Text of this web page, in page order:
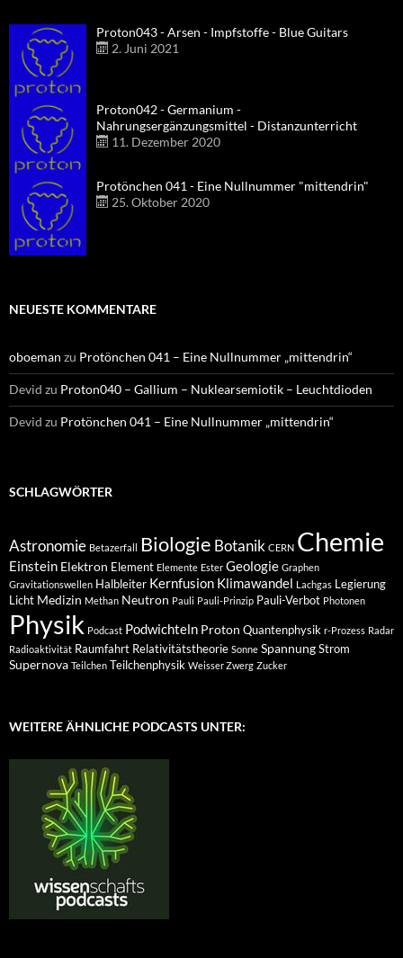
Proton043 - Arsen - Impfstoffe - Blue Guitars
2. Juni 2021
Proton042 - Germanium -
Nahrungsergänzungsmittel - Distanzunterricht
11. Dezember 2020
Protönchen 041 - Eine Nullnummer "mittendrin"
25. Oktober 2020
NEUESTE KOMMENTARE
oboeman zu Protönchen 041 – Eine Nullnummer „mittendrin“
Devid zu Proton040 – Gallium – Nuklearsemiotik – Leuchtdioden
Devid zu Protönchen 041 – Eine Nullnummer „mittendrin“
SCHLAGWÖRTER
Astronomie Betazerfall Biologie Botanik CERN Chemie
Einstein Elektron Element Elemente Ester Geologie Graphen
Gravitationswellen Halbleiter Kernfusion Klimawandel Lachgas Legierung
Licht Medizin Methan Neutron Pauli Pauli-Prinzip Pauli-Verbot Photonen
Physik Podcast Podwichteln Proton Quantenphysik r-Prozess Radar
Radioaktivität Raumfahrt Relativitätstheorie Sonne Spannung Strom
Supernova Teilchen Teilchenphysik Weisser Zwerg Zucker
WEITERE ÄHNLICHE PODCASTS UNTER: